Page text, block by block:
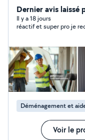
et manutention
dépannage et
dépannage et le
plaque chauffante, four et
réparation
compétences
Dernier avis laissé
Il y a 18 jours
réactif et super pro je
Déménagement et
Voir le